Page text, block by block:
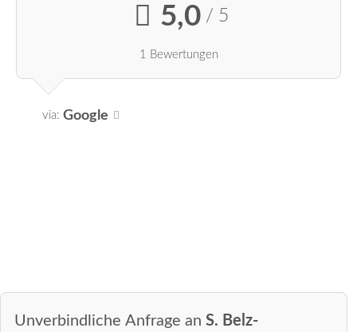
5,0 / 5
1 Bewertungen
via: Google
Unverbindliche Anfrage an S. Belz-